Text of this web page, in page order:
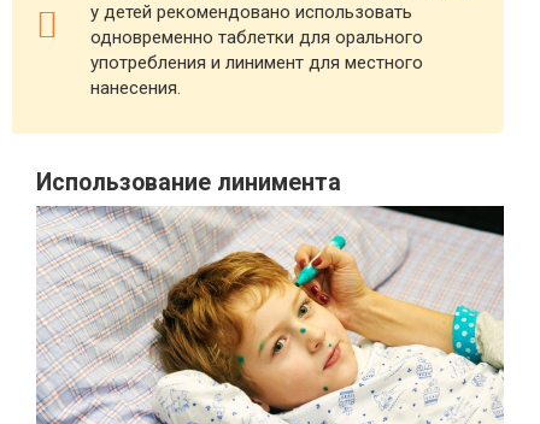
у детей рекомендовано использовать
одновременно таблетки для орального
употребления и линимент для местного
нанесения.
Использование линимента